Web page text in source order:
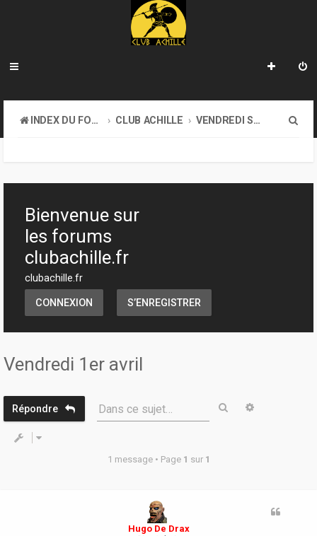
INDEX DU FORUM CLUB ACHILLE VENDREDI SOIR D'ACHILLE
h
Bienvenue sur
les forums
clubachille.fr
clubachille.fr
CONNEXION S’ENREGISTRER
Vendredi 1er avril
Répondre Dans ce sujet… Rechercher
1 message • Page 1 sur 1
Hugo De Drax